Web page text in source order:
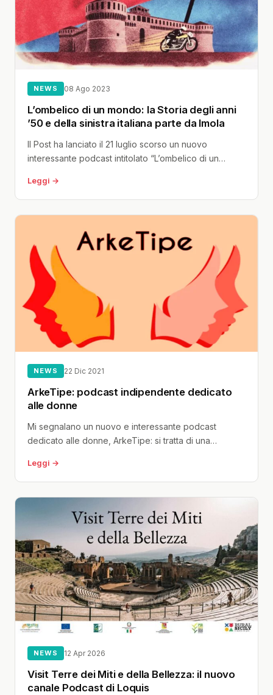
NEWS 08 Ago 2023
L’ombelico di un mondo: la Storia degli anni
’50 e della sinistra italiana parte da Imola
Il Post ha lanciato il 21 luglio scorso un nuovo
interessante podcast intitolato “L’ombelico di un
Leggi →
NEWS 22 Dic 2021
ArkeTipe: podcast indipendente dedicato
alle donne
Mi segnalano un nuovo e interessante podcast
dedicato alle donne, ArkeTipe: si tratta di una
WannaMagazine,...
Leggi →
NEWS 12 Apr 2026
Visit Terre dei Miti e della Bellezza: il nuovo
canale Podcast di Loquis